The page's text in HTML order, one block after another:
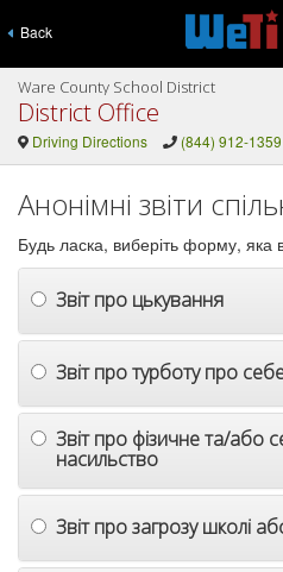
Back
Ware County School District
District Office
Driving Directions (844) 912-1359
Анонімні звіти
Будь ласка, виберіть форму, яка
Звіт про цькування
Звіт про турботу про
Звіт про фізичне та/або
насильство
Звіт про загрозу школі